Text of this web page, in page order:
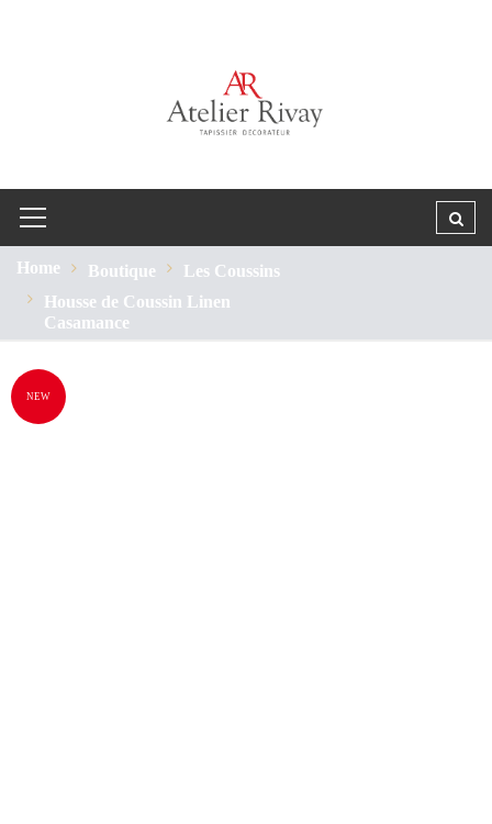
Home Boutique
Les Coussins
Housse de Coussin Linen
Casamance
NEW